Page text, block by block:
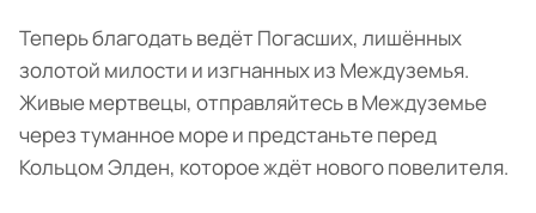
Теперь благодать ведёт Погасших, лишённых
золотой милости и изгнанных из Междуземья.
Живые мертвецы, отправляйтесь в Междуземье
через туманное море и предстаньте перед
Кольцом Элден, которое ждёт нового повелителя.